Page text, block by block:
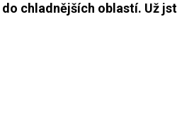
chladnějších oblastí. Už